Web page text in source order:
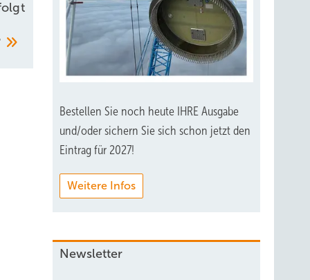
Bestellen Sie noch heute IHRE Ausgabe
und/oder sichern Sie sich schon jetzt den
Eintrag für 2027!
Weitere Infos
Newsletter